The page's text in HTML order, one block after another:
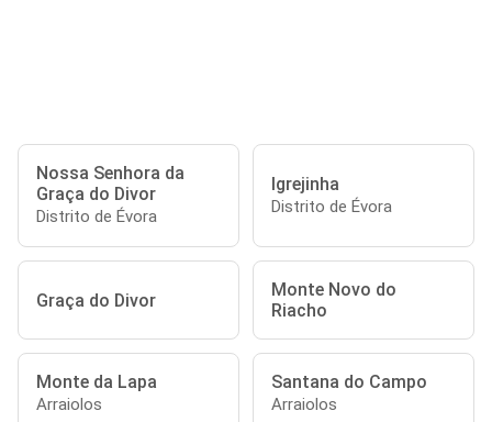
Nossa Senhora da
Graça do Divor
Distrito de Évora
Igrejinha
Distrito de Évora
Graça do Divor
Monte Novo do
Riacho
Monte da Lapa
Arraiolos
Santana do Campo
Arraiolos